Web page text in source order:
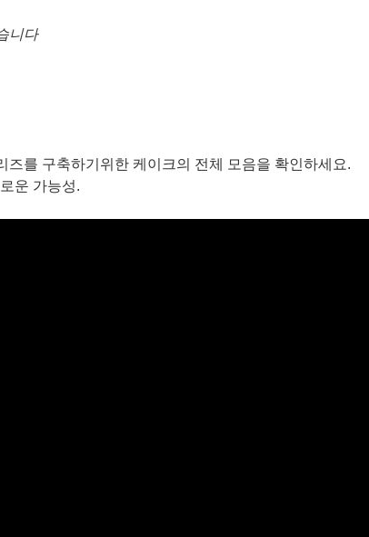
니다
즈를 구축하기위한 케이크의 전체 모음을 확인하세요.
운 가능성.